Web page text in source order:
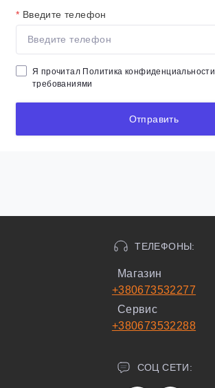
* Введите телефон
Я прочитал Политика конфиденциальности
требованиями
Отправить
ТЕЛЕФОНЫ:
Магазин
+380673532277
Сервис
+380673532288
СОЦ СЕТИ: